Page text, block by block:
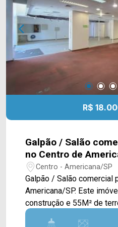
da Arbix Imóveis e
WhatsApp e Telefone: (19)
IMÓVEIS - Presente em
R$
Galpão / Salão
no Centro de
Centro - Americana/SP
Galpão / Salão comercial
Americana/SP. Este imóvel conta com 443M² de
construção e 55M² de
em 02 pavimentos, sendo